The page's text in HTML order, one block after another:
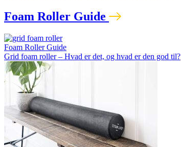
Foam Roller Guide
Foam Roller Guide
Grid foam roller – Hvad er det, og hvad er den god til?